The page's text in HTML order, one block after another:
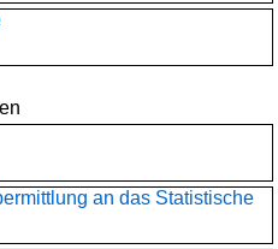
an das Statistische